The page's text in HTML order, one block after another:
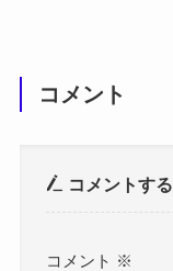
コメント
コメントする
コメント ※